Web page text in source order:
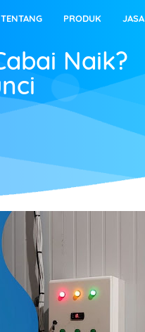
TENTANG PRODUK JASA
Naik?